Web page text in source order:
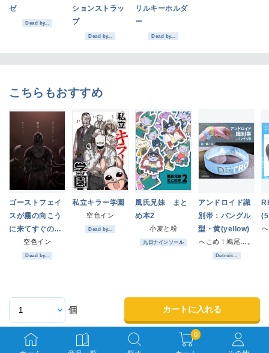
ゼ
Dead by...
ションストラッ
プ
Dead by...
リルキーホルダ
ー
Dead by...
こちらもおすすめ
ゴーストフェイ
スが霧の向こう
に来てすぐのこ
と。空色イン
Dead by...
私立キラー学園
空色イン
Dead by...
風氏兄妹 まと
め本2
小麦と粉
九日ナインソール
アンドロイド識
別帯：バングル
型・黄(yellow)
へこめ！鳩尾…。
Detroit...
個 カートに入れる
0